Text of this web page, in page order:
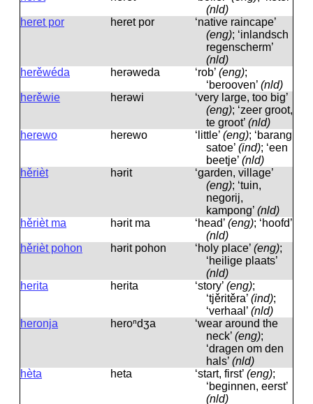
(nld)
heret por
heret por
‘native raincape’
(eng); ‘inlandsch
regenscherm’
(nld)
herěwéda
herəweda ‘rob’ (eng);
‘berooven’ (nld)
herěwie
herəwi
‘very large, too big’
(eng); ‘zeer groot,
te groot’ (nld)
herewo
herewo ‘little’ (eng); ‘barang
satoe’ (ind); ‘een
beetje’ (nld)
hěrièt
hərit
‘garden, village’
(eng); ‘tuin,
negorij,
kampong’ (nld)
hěrièt ma
hərit ma ‘head’ (eng); ‘hoofd’
(nld)
hěrièt pohon
hərit pohon ‘holy place’ (eng);
‘heilige plaats’
(nld)
herita
herita ‘story’ (eng);
‘tjěritěra’ (ind);
‘verhaal’ (nld)
heronja
heroⁿdʒa
‘wear around the
neck’ (eng);
‘dragen om den
hals’ (nld)
hèta
heta ‘start, first’ (eng);
‘beginnen, eerst’
(nld)